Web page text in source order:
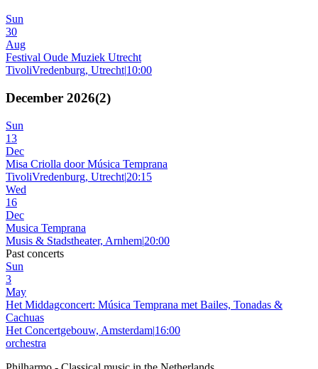
Sun
30
Aug
Festival Oude Muziek Utrecht
TivoliVredenburg, Utrecht|10:00
December 2026(2)
Sun
13
Dec
Misa Criolla door Música Temprana
TivoliVredenburg, Utrecht|20:15
Wed
16
Dec
Musica Temprana
Musis & Stadstheater, Arnhem|20:00
Past concerts
Sun
3
May
Het Middagconcert: Música Temprana met Bailes, Tonadas &
Cachuas
Het Concertgebouw, Amsterdam|16:00
orchestra